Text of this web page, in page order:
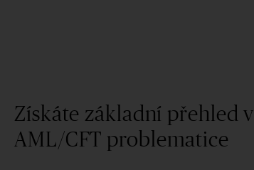
Získáte základní přehled v
AML/CFT problematice